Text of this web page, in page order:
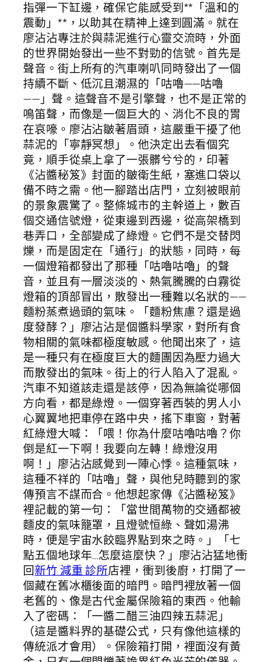
指彈一下缸邊，確保它能感受到**「溫和的
震動」**，以助其在精神上達到圓滿。就在
廖沾沾專注於與蒜泥進行心靈交流時，外面
的世界開始發出一些不對勁的信號。首先是
聲音。街上所有的汽車喇叭同時發出了一個
持續不斷、低沉且潮濕的「咕嚕——咕嚕
——」聲。這聲音不是引擎聲，也不是正常的
鳴笛聲，而像是一個巨大的、消化不良的胃
在哀嚎。廖沾沾皺著眉頭，這嚴重干擾了他
蒜泥的「寧靜冥想」。他決定出去看個究
竟，順手從桌上拿了一張髒兮兮的，印著
《沾醬秘笈》封面的皺衛生紙，塞進口袋以
備不時之需。他一腳踏出店門，立刻被眼前
的景象震驚了。整條城市的主幹道上，數百
個交通信號燈，從東邊到西邊，從高架橋到
巷弄口，全部變成了綠燈。它們不是交替閃
爍，而是固定在「通行」的狀態，同時，每
一個燈箱都發出了那種「咕嚕咕嚕」的聲
音，並且有一層淡淡的、熱氣騰騰的白霧從
燈箱的頂部冒出，散發出一種難以名狀的——
麵粉蒸煮過頭的氣味。「麵粉焦慮？還是過
度發酵？」廖沾沾是個醬料學家，對所有食
物相關的氣味都極度敏感。他聞出來了，這
是一種只有在極度巨大的麵團因為壓力過大
而散發出的氣味。街上的行人陷入了混亂。
汽車不知道該走還是該停，因為無論從哪個
方向看，都是綠燈。一個穿著西裝的男人小
心翼翼地把車停在路中央，搖下車窗，對著
紅綠燈大喊：「喂！你為什麼咕嚕咕嚕？你
倒是紅一下啊！我要向左轉！綠燈沒用
啊！」廖沾沾感覺到一陣心悸。這種氣味，
這種不祥的「咕嚕」聲，與他兒時聽到的家
傳預言不謀而合。他想起家傳《沾醬秘笈》
裡記載的第一句：「當世間萬物的交通都被
麵皮的氣味籠罩，且燈號恒綠、聲如湯沸
時，便是宇宙水餃臨界點到來之時。」「七
點五個地球年…怎麼這麼快？」廖沾沾猛地衝
回新竹 減重 診所店裡，衝到後廚，打開了一
個藏在舊冰櫃後面的暗門。暗門裡放著一個
老舊的、像是古代金屬保險箱的東西。他輸
入了密碼：「一醬二醋三油四辣五蒜泥」
（這是醬料界的基礎公式，只有像他這樣的
傳統派才會用）。保險箱打開，裡面沒有黃